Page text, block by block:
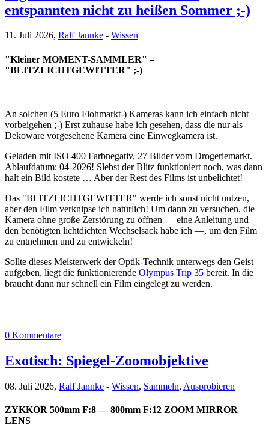
entspannten nicht zu heißen Sommer ;-)
11. Juli 2026, Ralf Jannke - Wissen
"Kleiner MOMENT-SAMMLER" –
"BLITZLICHTGEWITTER" ;-)
An solchen (5 Euro Flohmarkt-) Kameras kann ich einfach nicht
vorbeigehen ;-) Erst zuhause habe ich gesehen, dass die nur als
Dekoware vorgesehene Kamera eine Einwegkamera ist.
Geladen mit ISO 400 Farbnegativ, 27 Bilder vom Drogeriemarkt.
Ablaufdatum: 04-2026! Slebst der Blitz funktioniert noch, was dann
halt ein Bild kostete … Aber der Rest des Films ist unbelichtet!
Das "BLITZLICHTGEWITTER" werde ich sonst nicht nutzen,
aber den Film verknipse ich natürlich! Um dann zu versuchen, die
Kamera ohne große Zerstörung zu öffnen — eine Anleitung und
den benötigten lichtdichten Wechselsack habe ich —, um den Film
zu entnehmen und zu entwickeln!
Sollte dieses Meisterwerk der Optik-Technik unterwegs den Geist
aufgeben, liegt die funktionierende Olympus Trip 35 bereit. In die
braucht dann nur schnell ein Film eingelegt zu werden.
0 Kommentare
Exotisch: Spiegel-Zoomobjektive
08. Juli 2026, Ralf Jannke - Wissen, Sammeln, Ausprobieren
ZYKKOR 500mm F:8 — 800mm F:12 ZOOM MIRROR
LENS